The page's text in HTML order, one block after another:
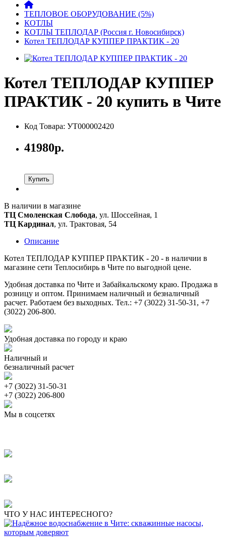
ТЕПЛОВОЕ ОБОРУДОВАНИЕ (5%)
КОТЛЫ
КОТЛЫ ТЕПЛОДАР (Россия г. Новосибирск)
Котел ТЕПЛОДАР КУППЕР ПРАКТИК - 20
Котел ТЕПЛОДАР КУППЕР
ПРАКТИК - 20 купить в Чите
Код Товара: УТ000002420
41980р.
Купить
В наличии в магазине
ТЦ Смоленская Слобода, ул. Шоссейная, 1
ТЦ Кардинал, ул. Трактовая, 54
Описание
Котел ТЕПЛОДАР КУППЕР ПРАКТИК - 20 - в наличии в
магазине сети Теплосибирь в Чите по выгодной цене.
Удобная доставка по Чите и Забайкальскому краю. Продажа в
розницу и оптом. Принимаем наличный и безналичный
расчет. Работаем без выходных. Тел.: +7 (3022) 31-50-31, +7
(3022) 206-800.
Удобная доставка по городу и краю
Наличный и
безналичный расчет
+7 (3022) 31-50-31
+7 (3022) 206-800
Мы в соцсетях
ЧТО У НАС ИНТЕРЕСНОГО?